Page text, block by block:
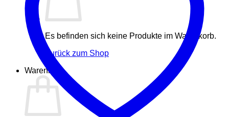
Es befinden sich keine Produkte im Warenkorb.
Zurück zum Shop
Warenkorb